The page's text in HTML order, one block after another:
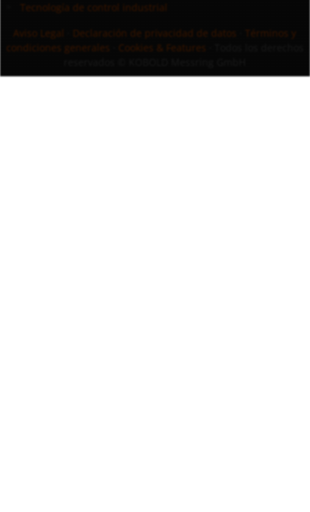
Tecnología de control industrial
Aviso Legal
Declaración de privacidad de datos
Términos y
condiciones generales
Cookies & Features